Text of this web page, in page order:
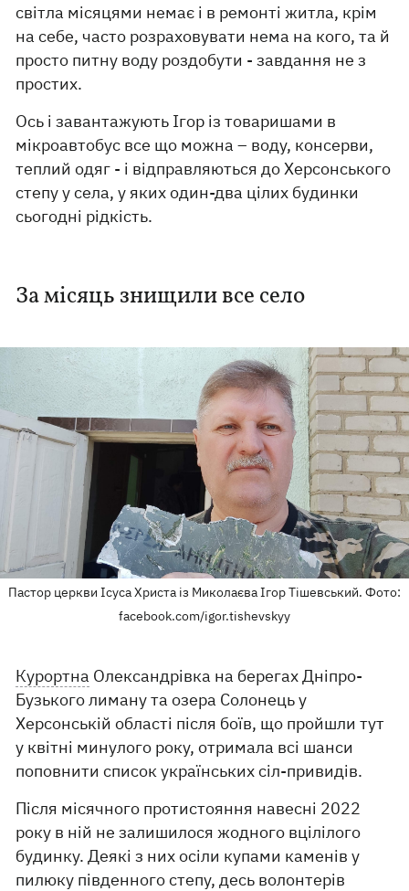
світла місяцями немає і в ремонті житла, крім
на себе, часто розраховувати нема на кого, та й
просто питну воду роздобути - завдання не з
простих.
Ось і завантажують Ігор із товаришами в
мікроавтобус все що можна – воду, консерви,
теплий одяг - і відправляються до Херсонського
степу у села, у яких один-два цілих будинки
сьогодні рідкість.
За місяць знищили все село
Пастор церкви Ісуса Христа із Миколаєва Ігор Тішевський. Фото:
facebook.com/igor.tishevskyy
Курортна Олександрівка на берегах Дніпро-
Бузького лиману та озера Солонець у
Херсонській області після боїв, що пройшли тут
у квітні минулого року, отримала всі шанси
поповнити список українських сіл-привидів.
Після місячного протистояння навесні 2022
року в ній не залишилося жодного вцілілого
будинку. Деякі з них осіли купами каменів у
пилюку південного степу, десь волонтерів